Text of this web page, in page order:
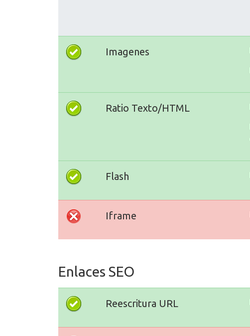
Imagenes
Ratio Texto/HTML
Flash
Iframe
Enlaces SEO
Reescritura URL